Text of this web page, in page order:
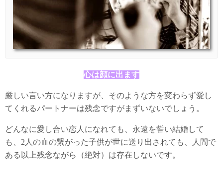
心は顔に出ます
厳しい言い方になりますが、そのような方を変わらず愛し
てくれるパートナーは残念ですがまずいないでしょう。
どんなに愛し合い恋人になれても、永遠を誓い結婚して
も、2人の血の繋がった子供が世に送り出されても、人間で
ある以上残念ながら（絶対）は存在しないです。